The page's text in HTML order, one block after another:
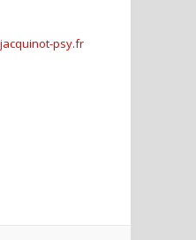
psy.fr